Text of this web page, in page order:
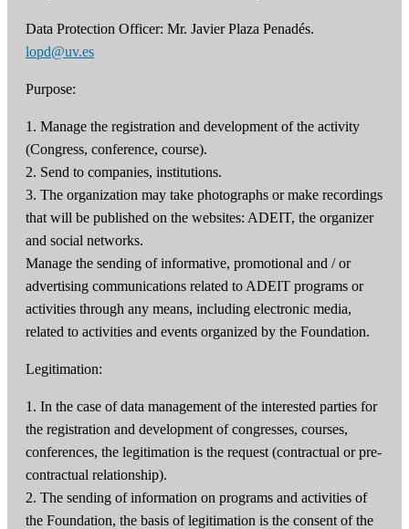
Data Protection Officer: Mr. Javier Plaza Penadés.
lopd@uv.es
Purpose:
1. Manage the registration and development of the activity
(Congress, conference, course).
2. Send to companies, institutions.
3. The organization may take photographs or make recordings
that will be published on the websites: ADEIT, the organizer
and social networks.
Manage the sending of informative, promotional and / or
advertising communications related to ADEIT programs or
activities through any means, including electronic media,
related to activities and events organized by the Foundation.
Legitimation:
1. In the case of data management of the interested parties for
the registration and development of congresses, courses,
conferences, the legitimation is the request (contractual or pre-
contractual relationship).
2. The sending of information on programs and activities of
the Foundation, the basis of legitimation is the consent of the